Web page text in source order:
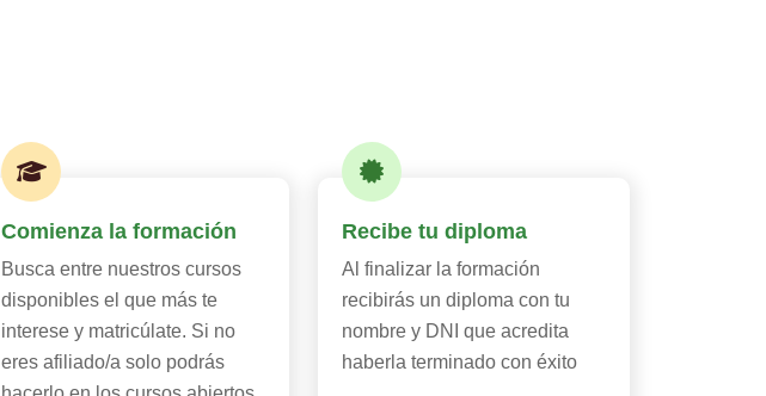
Comienza la formación
Busca entre nuestros cursos
disponibles el que más te
interese y matricúlate. Si no
eres afiliado/a solo podrás
Recibe tu diploma
Al finalizar la formación
recibirás un diploma con tu
nombre y DNI que acredita
haberla terminado con éxito